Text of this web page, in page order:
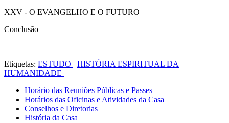
XXV - O EVANGELHO E O FUTURO
Conclusão
Etiquetas: ESTUDO
HISTÓRIA ESPIRITUAL DA
HUMANIDADE
Horário das Reuniões Públicas e Passes
Horários das Oficinas e Atividades da Casa
Conselhos e Diretorias
História da Casa